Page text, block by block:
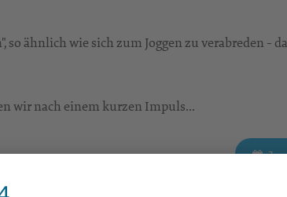
ähnlich wie sich zum Joggen zu verabreden -
wir nach einem kurzen Impuls...